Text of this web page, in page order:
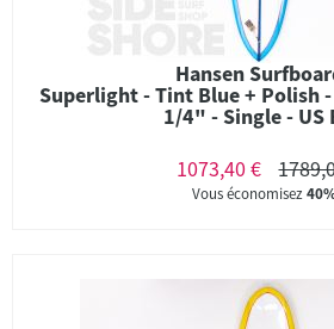
Hansen
Superlight - Tint Blue + Polish
1/4" - Single - US
1073,40 €
Vous économisez